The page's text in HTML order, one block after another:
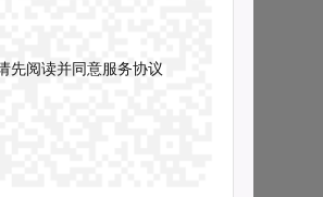
先阅读并同意服务协议